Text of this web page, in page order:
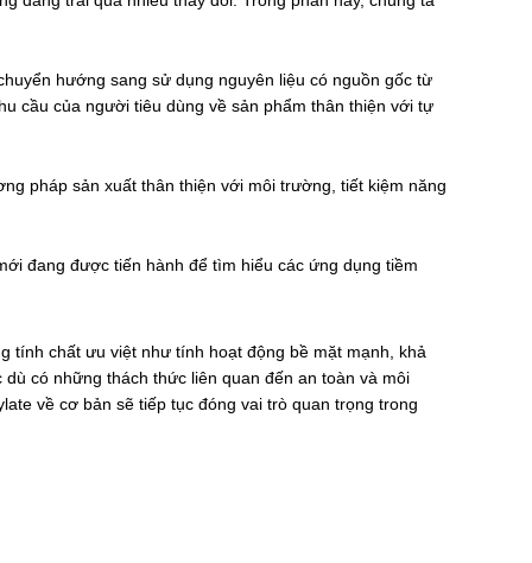
hướng sang sử dụng nguyên liệu có nguồn gốc từ
cầu của người tiêu dùng về sản phẩm thân thiện với tự
pháp sản xuất thân thiện với môi trường, tiết kiệm năng
đang được tiến hành để tìm hiểu các ứng dụng tiềm
tính chất ưu việt như tính hoạt động bề mặt mạnh, khả
có những thách thức liên quan đến an toàn và môi
về cơ bản sẽ tiếp tục đóng vai trò quan trọng trong